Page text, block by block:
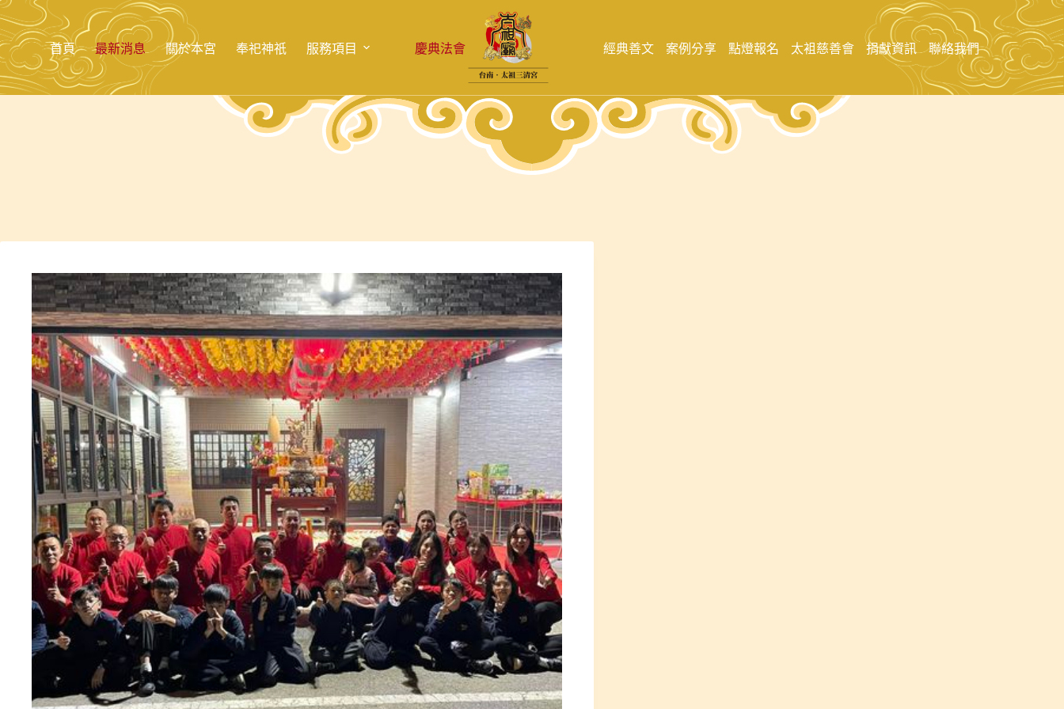
跳
至
主
要
內
首頁 最新消息 關於本宮 奉祀神祇 服務項目 慶典法會 經典善文 案例分享 點燈報名 太袓慈善會 捐獻資訊 聯絡我們